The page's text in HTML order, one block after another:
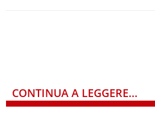
CONTINUA A LEGGERE...